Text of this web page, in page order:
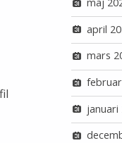
april
mars
januari